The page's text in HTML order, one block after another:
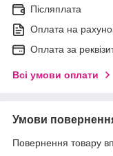
Післяплата
Оплата на
Оплата за
Всі умови оплати
Умови
Повернення товару